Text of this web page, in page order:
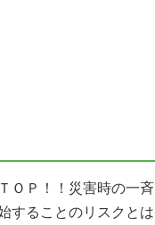
ＯＰ！！災害時の一斉
することのリスクとは